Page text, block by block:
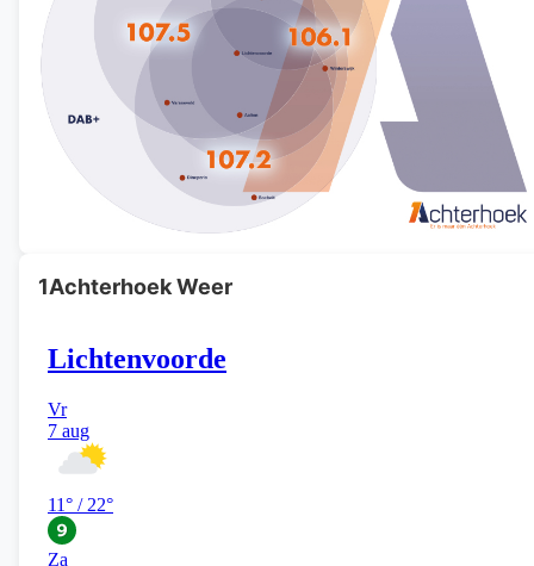
1Achterhoek Weer